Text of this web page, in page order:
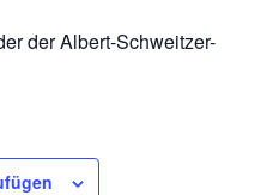
der Albert-Schweitzer-